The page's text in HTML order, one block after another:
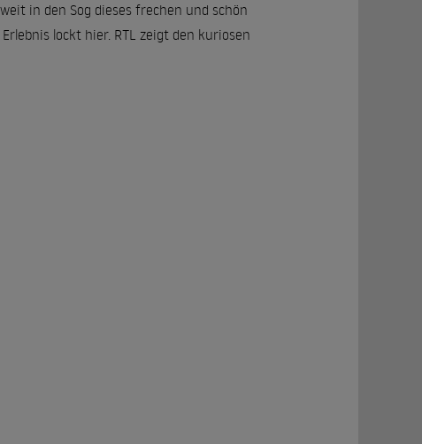
in den Sog dieses frechen und schön
lockt hier. RTL zeigt den kuriosen